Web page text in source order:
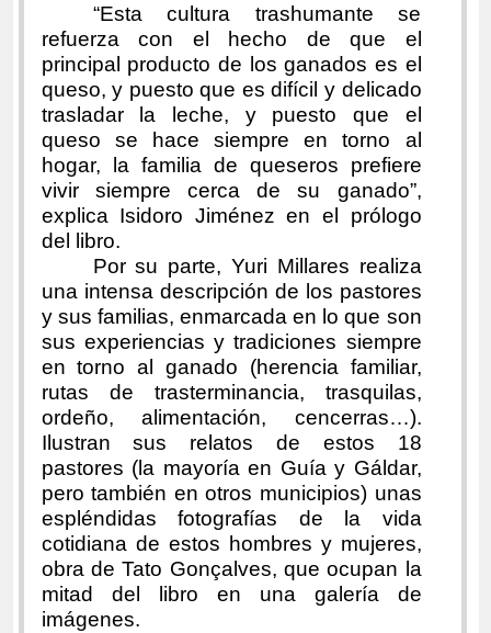
“Esta cultura trashumante se
refuerza con el hecho de que el
principal producto de los ganados es el
queso, y puesto que es difícil y delicado
trasladar la leche, y puesto que el
queso se hace siempre en torno al
hogar, la familia de queseros prefiere
vivir siempre cerca de su ganado”,
explica Isidoro Jiménez en el prólogo
del libro.
Por su parte, Yuri Millares realiza
una intensa descripción de los pastores
y sus familias, enmarcada en lo que son
sus experiencias y tradiciones siempre
en torno al ganado (herencia familiar,
rutas de trasterminancia, trasquilas,
ordeño, alimentación, cencerras…).
Ilustran sus relatos de estos 18
pastores (la mayoría en Guía y Gáldar,
pero también en otros municipios) unas
espléndidas fotografías de la vida
cotidiana de estos hombres y mujeres,
obra de Tato Gonçalves, que ocupan la
mitad del libro en una galería de
imágenes.